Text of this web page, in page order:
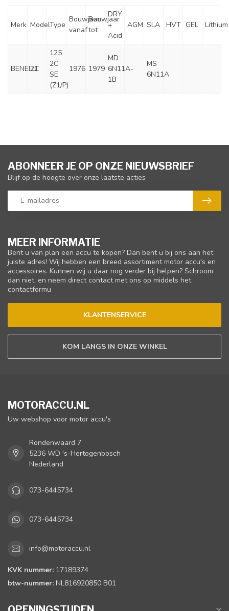
Merk ModelType
Bouwjaar
vanaf
Bouwjaar
tot
DRY
+
Acid
AGM SLA HVT GEL Lithium
BENELLI
2C
125
2C
SE
(Z1/P)
1976 1979
MD
6N11A-
1B
MS
6N11A
MEER INFORMATIE
Bent u van plan een accu te kopen? Dan bent u bij ons aan het
juiste adres! Wij hebben een breed assortiment motor accu's en
accessoires. Kunnen wij u daar nog verder bij helpen? Schroom
dan niet, en neem direct contact met ons op middels het
contactformu
KLANTENSERVICE
KOM LANGS IN ONZE WINKEL
ABONNEER JE OP ONZE NIEUWSBRIEF
Blijf op de hoogte over onze laatste acties
MOTORACCU.NL
Uw webshop voor motor accu's
Rondenwaard 7
5236 WD 's-Hertogenbosch
Nederland
073-6445734
073-6445734
info@motoraccu.nl
KVK nummer: 17189374
btw-nummer: NL816920850 B01